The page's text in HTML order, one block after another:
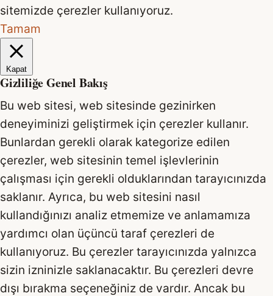
sitemizde çerezler kullanıyoruz.
Tamam
Kapat
Gizliliğe Genel Bakış
Bu web sitesi, web sitesinde gezinirken
deneyiminizi geliştirmek için çerezler kullanır.
Bunlardan gerekli olarak kategorize edilen
çerezler, web sitesinin temel işlevlerinin
çalışması için gerekli olduklarından tarayıcınızda
saklanır. Ayrıca, bu web sitesini nasıl
kullandığınızı analiz etmemize ve anlamamıza
yardımcı olan üçüncü taraf çerezleri de
kullanıyoruz. Bu çerezler tarayıcınızda yalnızca
sizin izninizle saklanacaktır. Bu çerezleri devre
dışı bırakma seçeneğiniz de vardır. Ancak bu